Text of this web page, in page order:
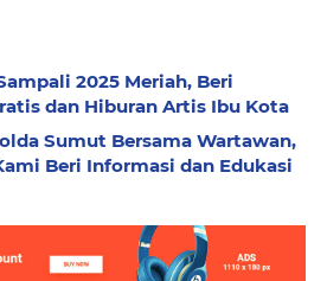
2025 Meriah, Beri
dan Hiburan Artis Ibu Kota
Sumut Bersama Wartawan,
Beri Informasi dan Edukasi